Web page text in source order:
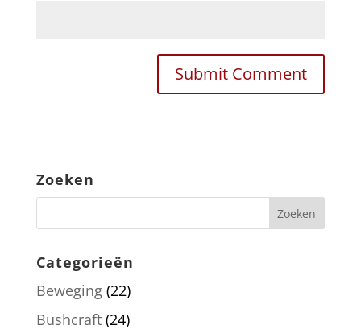
Zoeken
Categorieën
Beweging(22)
Bushcraft(24)